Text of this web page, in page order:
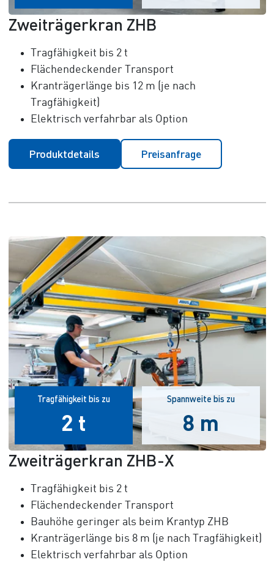
Zweiträgerkran ZHB
Tragfähigkeit bis 2 t
Flächendeckender Transport
Kranträgerlänge bis 12 m (je nach
Tragfähigkeit)
Elektrisch verfahrbar als Option
Produktdetails Preisanfrage
Tragfähigkeit bis zu
2 t
Spannweite bis zu
8 m
Zweiträgerkran ZHB-X
Tragfähigkeit bis 2 t
Flächendeckender Transport
Bauhöhe geringer als beim Krantyp ZHB
Kranträgerlänge bis 8 m (je nach Tragfähigkeit)
Elektrisch verfahrbar als Option